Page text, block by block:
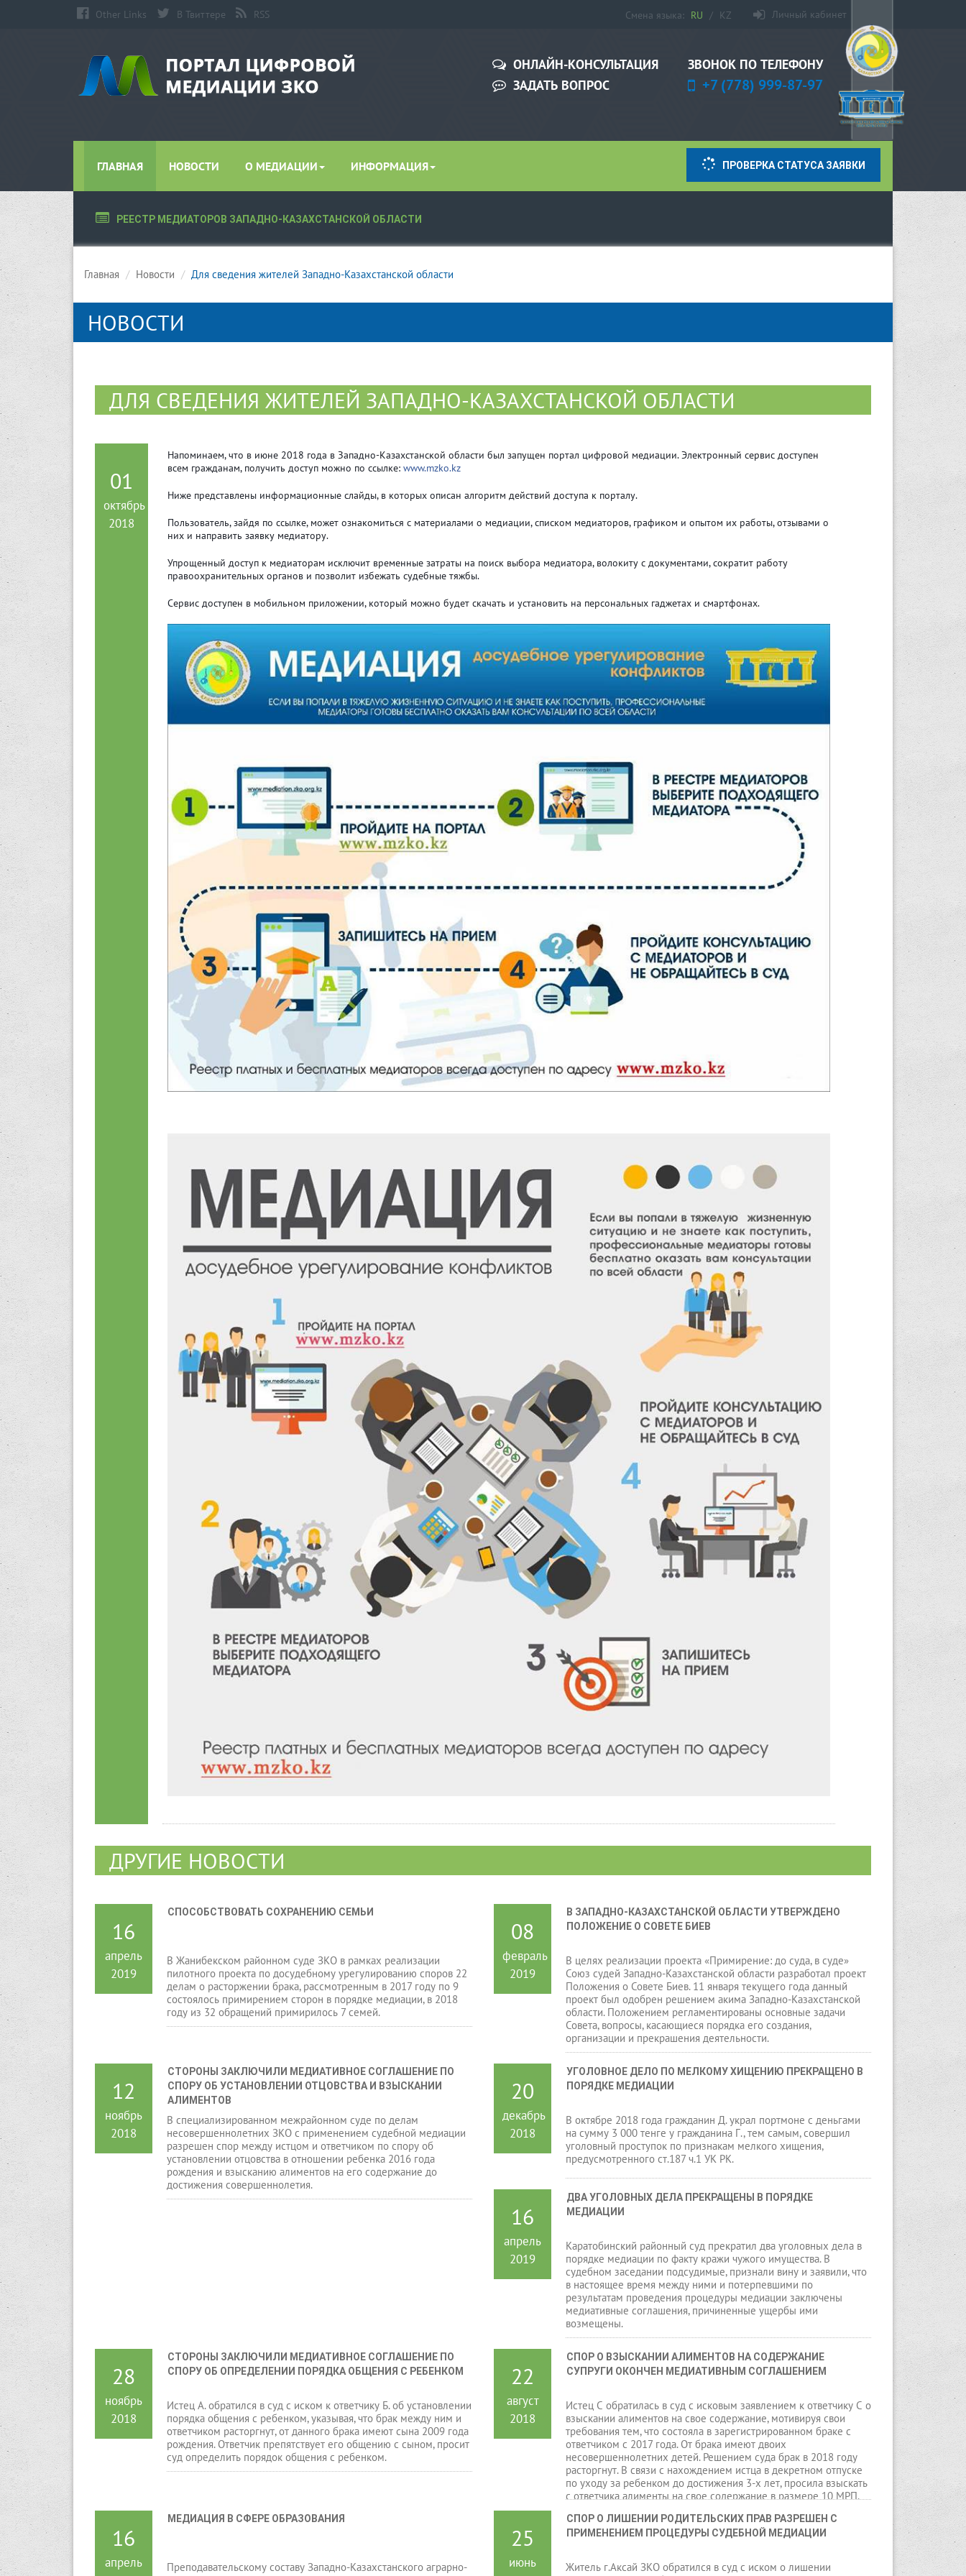
Other Links В Твиттере RSS Смена языка: RU / KZ Личный кабинет
ОНЛАЙН-КОНСУЛЬТАЦИЯ
ЗАДАТЬ ВОПРОС
ЗВОНОК ПО ТЕЛЕФОНУ
+7 (778) 999-87-97
ГЛАВНАЯ НОВОСТИ О МЕДИАЦИИ ИНФОРМАЦИЯ ПРОВЕРКА СТАТУСА ЗАЯВКИ
РЕЕСТР МЕДИАТОРОВ ЗАПАДНО-КАЗАХСТАНСКОЙ ОБЛАСТИ
Главная Новости Для сведения жителей Западно-Казахстанской области
НОВОСТИ
ДЛЯ СВЕДЕНИЯ ЖИТЕЛЕЙ ЗАПАДНО-КАЗАХСТАНСКОЙ ОБЛАСТИ
01
октябрь
2018
Напоминаем, что в июне 2018 года в Западно-Казахстанской области был запущен портал цифровой медиации. Электронный сервис доступен
всем гражданам, получить доступ можно по ссылке:www.mzko.kz
Ниже представлены информационные слайды, в которых описан алгоритм действий доступа к порталу.
Пользователь, зайдя по ссылке, может ознакомиться с материалами о медиации, списком медиаторов, графиком и опытом их работы, отзывами о
них и направить заявку медиатору.
Упрощенный доступ к медиаторам исключит временные затраты на поиск выбора медиатора, волокиту с документами, сократит работу
правоохранительных органов и позволит избежать судебные тяжбы.
Сервис доступен в мобильном приложении, который можно будет скачать и установить на персональных гаджетах и смартфонах.
ДРУГИЕ НОВОСТИ
16
апрель
2019
СПОСОБСТВОВАТЬ СОХРАНЕНИЮ СЕМЬИ
В Жанибекском районном суде ЗКО в рамках реализации
пилотного проекта по досудебному урегулированию споров 22
делам о расторжении брака, рассмотренным в 2017 году по 9
состоялось примирением сторон в порядке медиации, в 2018
году из 32 обращений примирилось 7 семей.
08
февраль
2019
В ЗАПАДНО-КАЗАХСТАНСКОЙ ОБЛАСТИ УТВЕРЖДЕНО
ПОЛОЖЕНИЕ О СОВЕТЕ БИЕВ
В целях реализации проекта «Примирение: до суда, в суде»
Союз судей Западно-Казахстанской области разработал проект
Положения о Совете Биев. 11 января текущего года данный
проект был одобрен решением акима Западно-Казахстанской
области. Положением регламентированы основные задачи
Совета, вопросы, касающиеся порядка его создания,
организации и прекрашения деятельности.
12
ноябрь
2018
СТОРОНЫ ЗАКЛЮЧИЛИ МЕДИАТИВНОЕ СОГЛАШЕНИЕ ПО
СПОРУ ОБ УСТАНОВЛЕНИИ ОТЦОВСТВА И ВЗЫСКАНИИ
АЛИМЕНТОВ
В специализированном межрайонном суде по делам
несовершеннолетних ЗКО с применением судебной медиации
разрешен спор между истцом и ответчиком по спору об
установлении отцовства в отношении ребенка 2016 года
рождения и взысканию алиментов на его содержание до
достижения совершеннолетия.
20
декабрь
2018
УГОЛОВНОЕ ДЕЛО ПО МЕЛКОМУ ХИЩЕНИЮ ПРЕКРАЩЕНО В
ПОРЯДКЕ МЕДИАЦИИ
В октябре 2018 года гражданин Д. украл портмоне с деньгами
на сумму 3 000 тенге у гражданина Г., тем самым, совершил
уголовный проступок по признакам мелкого хищения,
предусмотренного ст.187 ч.1 УК РК.
16
апрель
2019
ДВА УГОЛОВНЫХ ДЕЛА ПРЕКРАЩЕНЫ В ПОРЯДКЕ
МЕДИАЦИИ
Каратобинский районный суд прекратил два уголовных дела в
порядке медиации по факту кражи чужого имущества. В
судебном заседании подсудимые, признали вину и заявили, что
в настоящее время между ними и потерпевшими по
результатам проведения процедуры медиации заключены
медиативные соглашения, причиненные ущербы ими
возмещены.
28
ноябрь
2018
СТОРОНЫ ЗАКЛЮЧИЛИ МЕДИАТИВНОЕ СОГЛАШЕНИЕ ПО
СПОРУ ОБ ОПРЕДЕЛЕНИИ ПОРЯДКА ОБЩЕНИЯ С РЕБЕНКОМ
Истец А. обратился в суд с иском к ответчику Б. об установлении
порядка общения с ребенком, указывая, что брак между ним и
ответчиком расторгнут, от данного брака имеют сына 2009 года
рождения. Ответчик препятствует его общению с сыном, просит
суд определить порядок общения с ребенком.
22
август
2018
СПОР О ВЗЫСКАНИИ АЛИМЕНТОВ НА СОДЕРЖАНИЕ
СУПРУГИ ОКОНЧЕН МЕДИАТИВНЫМ СОГЛАШЕНИЕМ
Истец С обратилась в суд с исковым заявлением к ответчику С о
взыскании алиментов на свое содержание, мотивируя свои
требования тем, что состояла в зарегистрированном браке с
ответчиком с 2017 года. От брака имеют двоих
несовершеннолетних детей. Решением суда брак в 2018 году
расторгнут. В связи с нахождением истца в декретном отпуске
по уходу за ребенком до достижения 3-х лет, просила взыскать
с ответчика алименты на свое содержание в размере 10 МРП.
16
апрель
МЕДИАЦИЯ В СФЕРЕ ОБРАЗОВАНИЯ
Преподавательскому составу Западно-Казахстанского аграрно-
25
июнь
СПОР О ЛИШЕНИИ РОДИТЕЛЬСКИХ ПРАВ РАЗРЕШЕН С
ПРИМЕНЕНИЕМ ПРОЦЕДУРЫ СУДЕБНОЙ МЕДИАЦИИ
Житель г.Аксай ЗКО обратился в суд с иском о лишении